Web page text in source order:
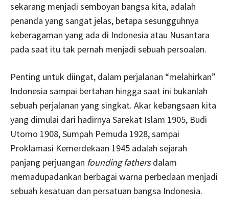
sekarang menjadi semboyan bangsa kita, adalah
penanda yang sangat jelas, betapa sesungguhnya
keberagaman yang ada di Indonesia atau Nusantara
pada saat itu tak pernah menjadi sebuah persoalan.
Penting untuk diingat, dalam perjalanan “melahirkan”
Indonesia sampai bertahan hingga saat ini bukanlah
sebuah perjalanan yang singkat. Akar kebangsaan kita
yang dimulai dari hadirnya Sarekat Islam 1905, Budi
Utomo 1908, Sumpah Pemuda 1928, sampai
Proklamasi Kemerdekaan 1945 adalah sejarah
panjang perjuangan founding fathersdalam
memadupadankan berbagai warna perbedaan menjadi
sebuah kesatuan dan persatuan bangsa Indonesia.